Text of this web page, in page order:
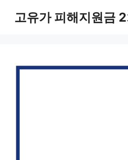
고유가 피해지원금